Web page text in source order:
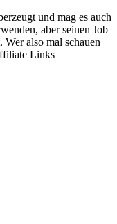
und mag es auch
aber seinen Job
also mal schauen
Links